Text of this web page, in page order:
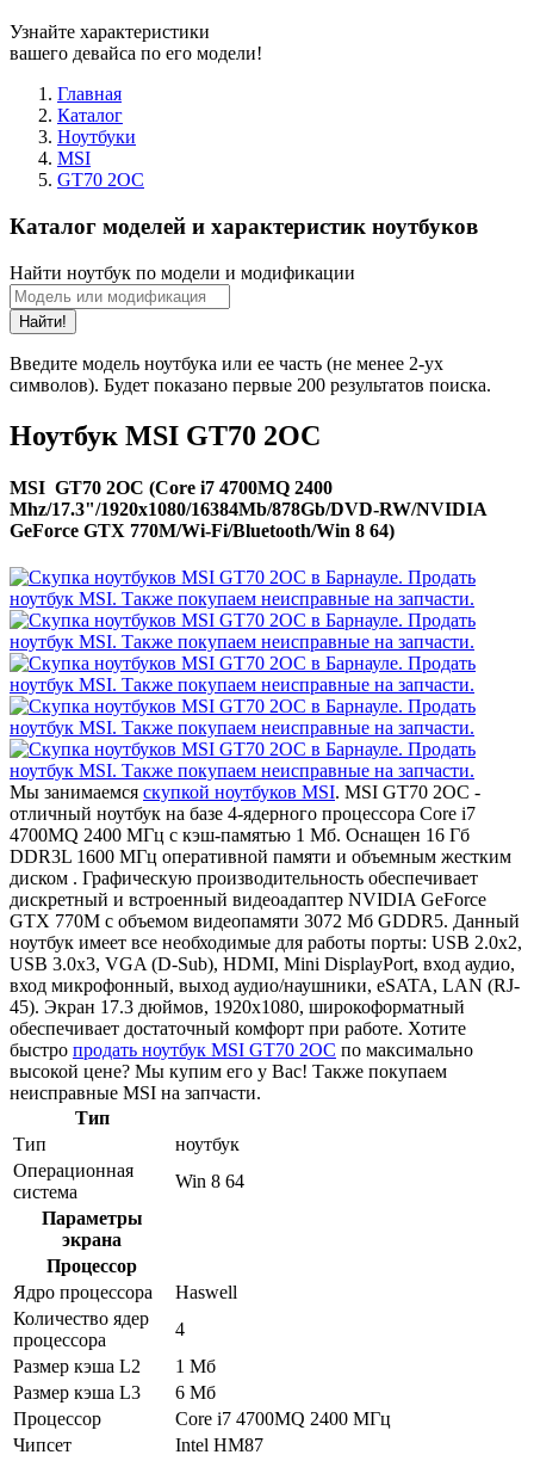
Узнайте характеристики
вашего девайса по его модели!
Главная
Каталог
Ноутбуки
MSI
GT70 2OC
Каталог моделей и характеристик ноутбуков
Найти ноутбук по модели и модификации
Найти!
Введите модель ноутбука или ее часть (не менее 2-ух
символов). Будет показано первые 200 результатов поиска.
Ноутбук MSI GT70 2OC
MSI GT70 2OC (Core i7 4700MQ 2400
Mhz/17.3"/1920x1080/16384Mb/878Gb/DVD-RW/NVIDIA
GeForce GTX 770M/Wi-Fi/Bluetooth/Win 8 64)
Мы занимаемся скупкой ноутбуков MSI. MSI GT70 2OC -
отличный ноутбук на базе 4-ядерного процессора Core i7
4700MQ 2400 МГц с кэш-памятью 1 Мб. Оснащен 16 Гб
DDR3L 1600 МГц оперативной памяти и объемным жестким
диском . Графическую производительность обеспечивает
дискретный и встроенный видеоадаптер NVIDIA GeForce
GTX 770M с объемом видеопамяти 3072 Мб GDDR5. Данный
ноутбук имеет все необходимые для работы порты: USB 2.0x2,
USB 3.0x3, VGA (D-Sub), HDMI, Mini DisplayPort, вход аудио,
вход микрофонный, выход аудио/наушники, eSATA, LAN (RJ-
45). Экран 17.3 дюймов, 1920x1080, широкоформатный
обеспечивает достаточный комфорт при работе. Хотите
быстро продать ноутбук MSI GT70 2OC по максимально
высокой цене? Мы купим его у Вас! Также покупаем
неисправные MSI на запчасти.
Тип
Тип
ноутбук
Операционная
система
Win 8 64
Параметры
экрана
Процессор
Ядро процессора
Haswell
Количество ядер
процессора
4
Размер кэша L2
1 Мб
Размер кэша L3
6 Мб
Процессор
Core i7 4700MQ 2400 МГц
Чипсет
Intel HM87